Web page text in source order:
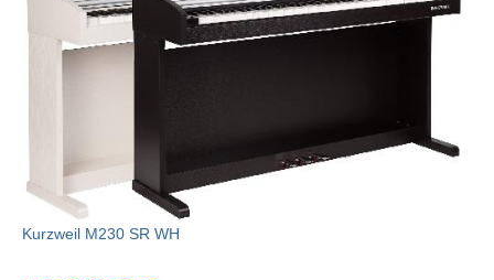
Kurzweil M230 SR WH